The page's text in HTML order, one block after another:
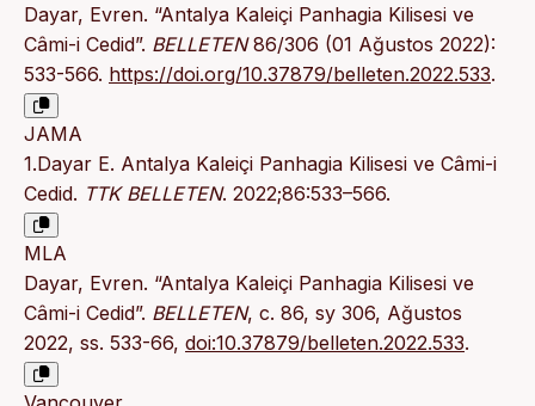
Dayar, Evren. “Antalya Kaleiçi Panhagia Kilisesi ve
Câmi-i Cedid”. BELLETEN86/306 (01 Ağustos 2022):
533-566. https://doi.org/10.37879/belleten.2022.533.
JAMA
1.Dayar E. Antalya Kaleiçi Panhagia Kilisesi ve Câmi-i
Cedid. TTK BELLETEN. 2022;86:533–566.
MLA
Dayar, Evren. “Antalya Kaleiçi Panhagia Kilisesi ve
Câmi-i Cedid”. BELLETEN, c. 86, sy 306, Ağustos
2022, ss. 533-66, doi:10.37879/belleten.2022.533.